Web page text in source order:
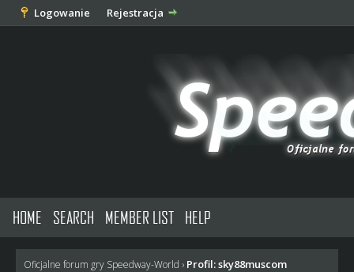
Logowanie Rejestracja
HOME SEARCH MEMBER LIST HELP
Oficjalne forum gry Speedway-World › Profil: sky88muscom